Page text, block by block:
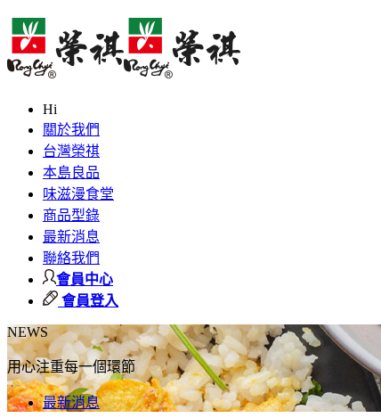
Hi
關於我們
台灣榮祺
本島良品
味滋漫食堂
商品型錄
最新消息
聯絡我們
會員中心
會員登入
NEWS
用心注重每一個環節
最新消息